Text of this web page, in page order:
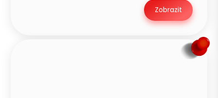
Zobrazit